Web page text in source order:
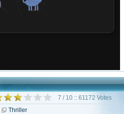
7 / 10 :: 61172 Votes
Thriller